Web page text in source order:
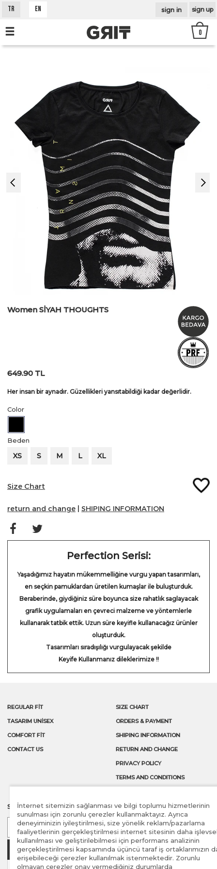
TR EN sign in sign up
0
Women SİYAH THOUGHTS
649.90 TL
Her insan bir aynadır. Güzellikleri yansıtabildiği kadar değerlidir.
Color
Black
Beden
XS S M L XL
Size Chart
return and change SHIPING INFORMATION
Perfection Serisi:
Yaşadığımız hayatın mükemmelliğine vurgu yapan tasarımları,
en seçkin pamuklardan üretilen kumaşlar ile buluşturduk.
Beraberinde, giydiğiniz süre boyunca size rahatlık saglayacak
grafik uygulamaları en çevreci malzeme ve yöntemlerle
kullanarak tatbik ettik. Uzun süre keyifle kullanacağız ürünler
oluşturduk.
Tasarımları sıradışılığı vurgulayacak şekilde
Keyife Kullanmanız dileklerimize !!
REGULAR FİT
TASARIM UNİSEX
COMFORT FİT
CONTACT US
SIZE CHART
ORDERS & PAYMENT
SHIPING INFORMATION
RETURN AND CHANGE
PRIVACY POLICY
TERMS AND CONDITIONS
SUBSCRIBE TO OUR LATEST NEWS AND OFFERS
Send
İnternet sitemizin sağlanması ve bilgi toplumu hizmetlerinin
sunulması için zorunlu çerezler kullanmaktayız. Ayrıca
deneyiminizin iyileştirilmesi, size yönelik reklam/pazarlama
faaliyetlerinin gerçekleştirilmesi internet sitesinin daha
kullanılması ve geliştirilebilmesi için performans analizinin
gerçekleştirilmesi kapsamında üçüncü taraf iş ortaklarımızın
erişebileceği çerezler kullanılmak istenmektedir. Zorunlu
olmayan çerezler onay vermediğiniz durumlarda